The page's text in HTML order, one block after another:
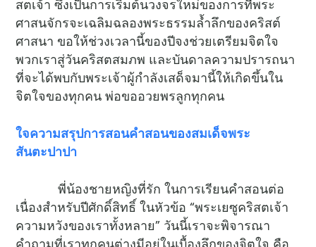
สตเจ้า ซึ่งเป็นการเริ่มต้นวงจรใหม่ของการที่พระ
ศาสนจักรจะเฉลิมฉลองพระธรรมล้ำลึกของคริสต์
ศาสนา ขอให้ช่วงเวลานี้ของปีจงช่วยเตรียมจิตใจ
พวกเราสู่วันคริสตสมภพ และบันดาลความปรารถนา
ที่จะได้พบกับพระเจ้าผู้กำลังเสด็จมานี้ให้เกิดขึ้นใน
จิตใจของทุกคน พ่อขออวยพรลูกทุกคน
ใจความสรุปการสอนคำสอนของสมเด็จพระ
สันตะปาปา
พี่น้องชายหญิงที่รัก ในการเรียนคำสอนต่อ
เนื่องสำหรับปีศักดิ์สิทธิ์ ในหัวข้อ “พระเยซูคริสตเจ้า
ความหวังของเราทั้งหลาย” วันนี้เราจะพิจารณา